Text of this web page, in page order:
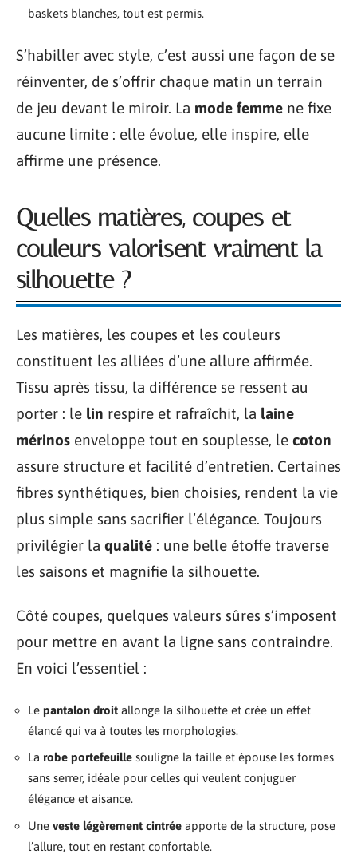
baskets blanches, tout est permis.
S’habiller avec style, c’est aussi une façon de se
réinventer, de s’offrir chaque matin un terrain
de jeu devant le miroir. La mode femme ne fixe
aucune limite : elle évolue, elle inspire, elle
affirme une présence.
Quelles matières, coupes et
couleurs valorisent vraiment la
silhouette ?
Les matières, les coupes et les couleurs
constituent les alliées d’une allure affirmée.
Tissu après tissu, la différence se ressent au
porter : le lin respire et rafraîchit, la laine
mérinos enveloppe tout en souplesse, le coton
assure structure et facilité d’entretien. Certaines
fibres synthétiques, bien choisies, rendent la vie
plus simple sans sacrifier l’élégance. Toujours
privilégier la qualité : une belle étoffe traverse
les saisons et magnifie la silhouette.
Côté coupes, quelques valeurs sûres s’imposent
pour mettre en avant la ligne sans contraindre.
En voici l’essentiel :
Le pantalon droit allonge la silhouette et crée un effet
élancé qui va à toutes les morphologies.
La robe portefeuille souligne la taille et épouse les formes
sans serrer, idéale pour celles qui veulent conjuguer
élégance et aisance.
Une veste légèrement cintrée apporte de la structure, pose
l’allure, tout en restant confortable.